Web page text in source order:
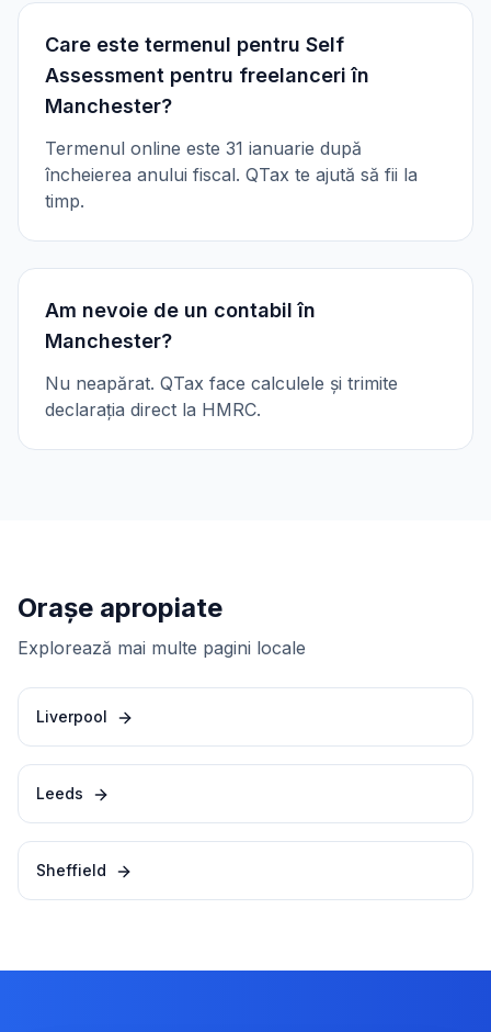
Care este termenul pentru Self
Assessment pentru freelanceri în
Manchester?
Termenul online este 31 ianuarie după
încheierea anului fiscal. QTax te ajută să fii la
timp.
Am nevoie de un contabil în
Manchester?
Nu neapărat. QTax face calculele și trimite
declarația direct la HMRC.
Orașe apropiate
Explorează mai multe pagini locale
Liverpool
Leeds
Sheffield